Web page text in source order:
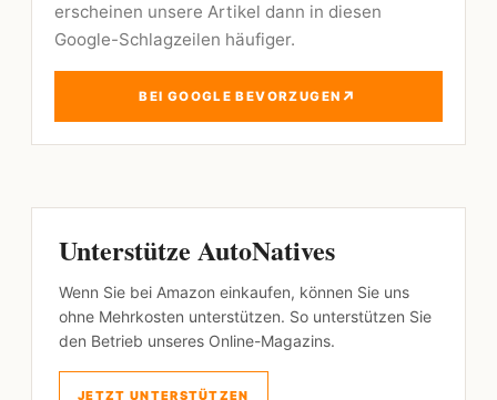
erscheinen unsere Artikel dann in diesen
Google-Schlagzeilen häufiger.
BEI GOOGLE BEVORZUGEN ↗
Unterstütze AutoNatives
Wenn Sie bei Amazon einkaufen, können Sie uns
ohne Mehrkosten unterstützen. So unterstützen Sie
den Betrieb unseres Online-Magazins.
JETZT UNTERSTÜTZEN